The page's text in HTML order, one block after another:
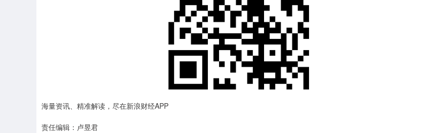
海量资讯、精准解读，尽在新浪财经APP
责任编辑：卢昱君